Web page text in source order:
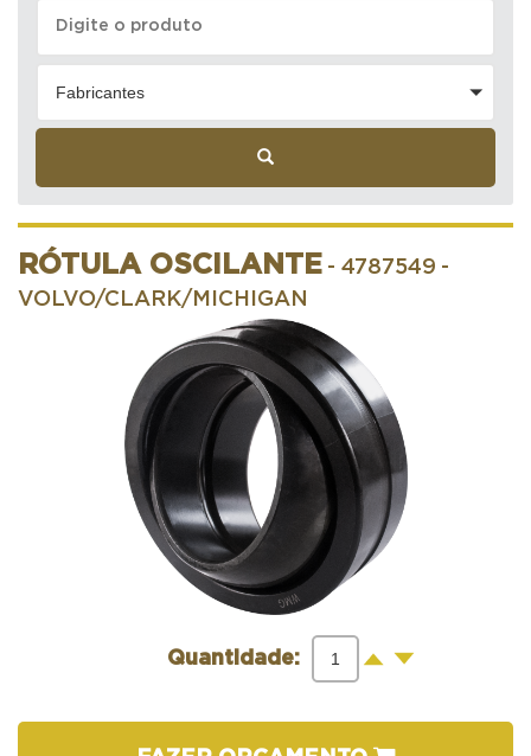
Fabricantes
RÓTULA OSCILANTE - 4787549 -
VOLVO/CLARK/MICHIGAN
Quantidade: + -